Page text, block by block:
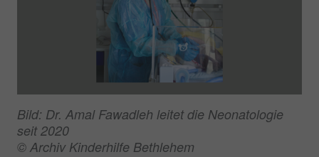
Bild: Dr. Amal Fawadleh leitet die Neonatologie
seit 2020
© Archiv Kinderhilfe Bethlehem